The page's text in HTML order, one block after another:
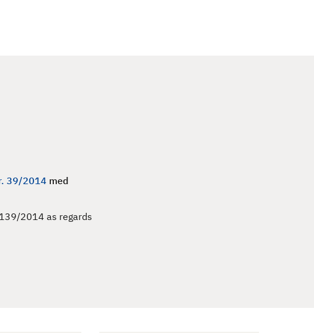
39/2014 med
2014 as regards